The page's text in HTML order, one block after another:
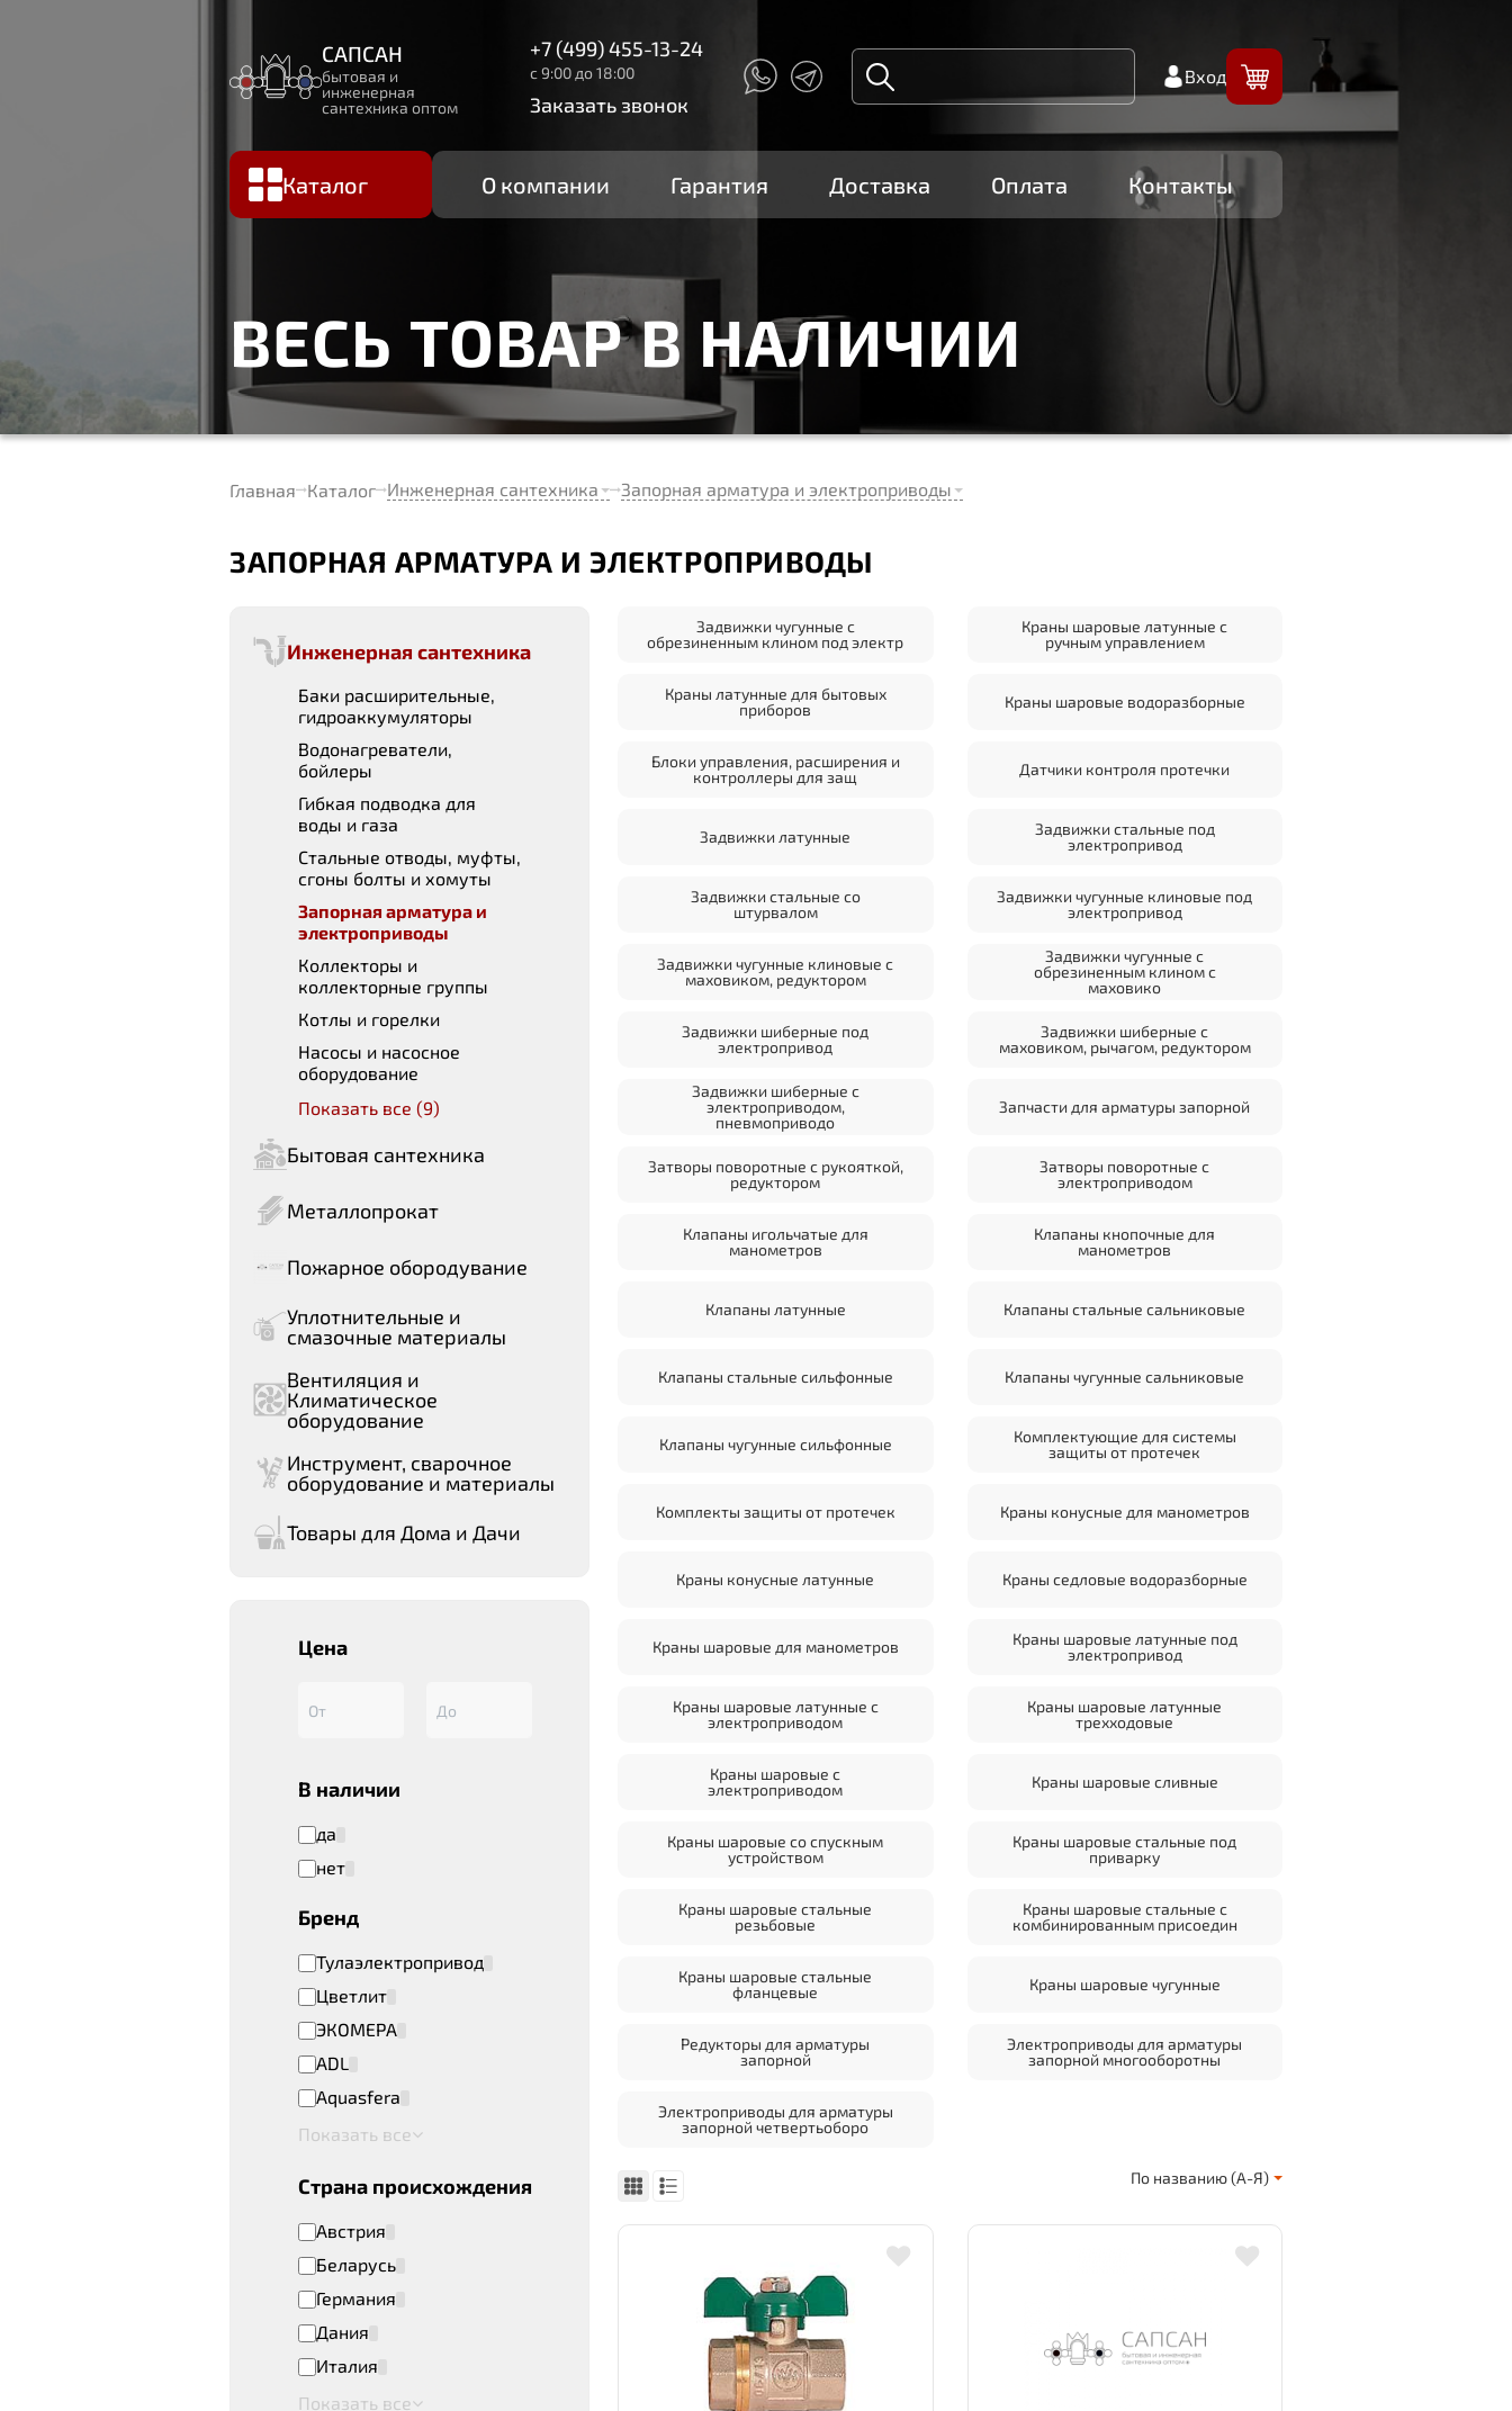
САПСАН
бытовая и
инженерная
сантехника оптом
+7 (499) 455-13-24
с 9:00 до 18:00
Заказать звонок
Вход
Каталог О компании Гарантия Доставка Оплата Контакты
ВЕСЬ ТОВАР В НАЛИЧИИ
Главная Каталог Инженерная сантехника Запорная арматура и электроприводы
ЗАПОРНАЯ АРМАТУРА И ЭЛЕКТРОПРИВОДЫ
Инженерная сантехника
Баки расширительные,
гидроаккумуляторы
Водонагреватели,
бойлеры
Гибкая подводка для
воды и газа
Стальные отводы, муфты,
сгоны болты и хомуты
Запорная арматура и
электроприводы
Коллекторы и
коллекторные группы
Котлы и горелки
Насосы и насосное
оборудование
Показать все (9)
Бытовая сантехника
Металлопрокат
Пожарное обородувание
Уплотнительные и
смазочные материалы
Вентиляция и
Климатическое
оборудование
Инструмент, сварочное
оборудование и материалы
Товары для Дома и Дачи
Цена
В наличии
да
нет
Бренд
Тулаэлектропривод
Цветлит
ЭКОМЕРА
ADL
Aquasfera
Показать все
Страна происхождения
Австрия
Беларусь
Германия
Дания
Италия
Показать все
Задвижки чугунные с
обрезиненным клином под электр
Краны шаровые латунные с
ручным управлением
Краны латунные для бытовых
приборов
Краны шаровые водоразборные
Блоки управления, расширения и
контроллеры для защ
Датчики контроля протечки
Задвижки латунные
Задвижки стальные под
электропривод
Задвижки стальные со
штурвалом
Задвижки чугунные клиновые под
электропривод
Задвижки чугунные клиновые с
маховиком, редуктором
Задвижки чугунные с
обрезиненным клином с
маховико
Задвижки шиберные под
электропривод
Задвижки шиберные с
маховиком, рычагом, редуктором
Задвижки шиберные с
электроприводом,
пневмоприводо
Запчасти для арматуры запорной
Затворы поворотные с рукояткой,
редуктором
Затворы поворотные с
электроприводом
Клапаны игольчатые для
манометров
Клапаны кнопочные для
манометров
Клапаны латунные Клапаны стальные сальниковые
Клапаны стальные сильфонные Клапаны чугунные сальниковые
Клапаны чугунные сильфонные
Комплектующие для системы
защиты от протечек
Комплекты защиты от протечек Краны конусные для манометров
Краны конусные латунные Краны седловые водоразборные
Краны шаровые для манометров
Краны шаровые латунные под
электропривод
Краны шаровые латунные с
электроприводом
Краны шаровые латунные
трехходовые
Краны шаровые с
электроприводом
Краны шаровые сливные
Краны шаровые со спускным
устройством
Краны шаровые стальные под
приварку
Краны шаровые стальные
резьбовые
Краны шаровые стальные с
комбинированным присоедин
Краны шаровые стальные
фланцевые
Краны шаровые чугунные
Редукторы для арматуры
запорной
Электроприводы для арматуры
запорной многооборотны
Электроприводы для арматуры
запорной четвертьоборо
По названию (А-Я)